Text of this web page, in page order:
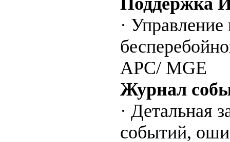
·
APC/ MGE
Журнал
· Детальная
событий,